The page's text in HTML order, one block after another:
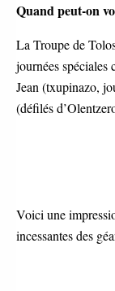
Quand peut-on
La Troupe de
journées
Jean (txupinazo,
(défilés
Voici une
incessantes des